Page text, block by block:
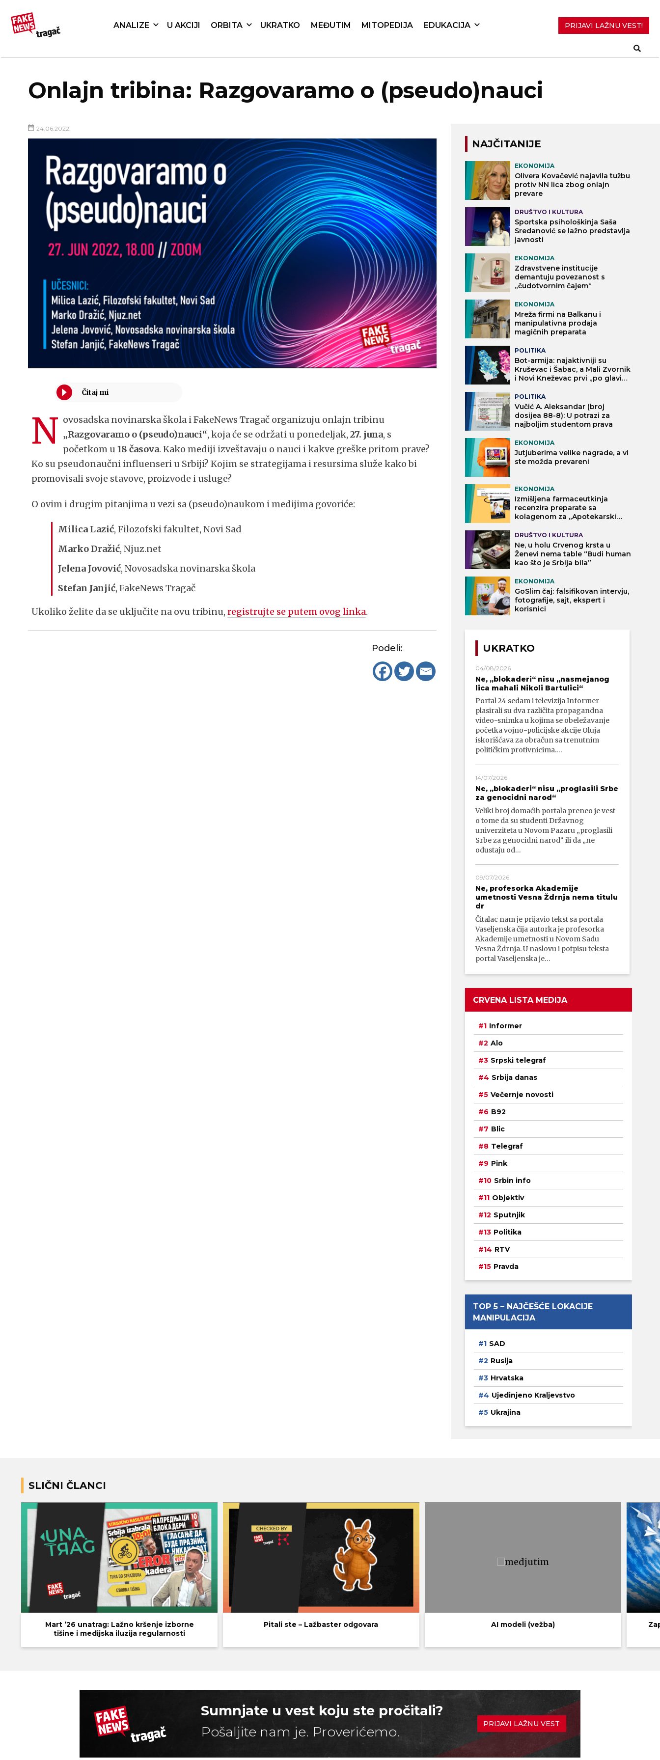
ANALIZE U AKCIJI ORBITA UKRATKO MEĐUTIM MITOPEDIJA EDUKACIJA PRIJAVI LAŽNU VEST!
Onlajn tribina: Razgovaramo o (pseudo)nauci
24.06.2022.
N ovosadska novinarska škola i FakeNews Tragač organizuju onlajn tribinu
„Razgovaramo o (pseudo)nauci“, koja će se održati u ponedeljak,27. juna, s
početkom u18 časova. Kako mediji izveštavaju o nauci i kakve greške pritom prave?
Ko su pseudonaučni influenseri u Srbiji? Kojim se strategijama i resursima služe kako bi
promovisali svoje stavove, proizvode i usluge?
O ovim i drugim pitanjima u vezi sa (pseudo)naukom i medijima govoriće:
Milica Lazić, Filozofski fakultet, Novi Sad
Marko Dražić, Njuz.net
Jelena Jovović, Novosadska novinarska škola
Stefan Janjić, FakeNews Tragač
Ukoliko želite da se uključite na ovu tribinu,registrujte se putem ovog linka.
Podeli:
NAJČITANIJE
EKONOMIJA
Olivera Kovačević najavila tužbu
protiv NN lica zbog onlajn
prevare
DRUŠTVO I KULTURA
Sportska psihološkinja Saša
Sredanović se lažno predstavlja
javnosti
EKONOMIJA
Zdravstvene institucije
demantuju povezanost s
„čudotvornim čajem“
EKONOMIJA
Mreža firmi na Balkanu i
manipulativna prodaja
magičnih preparata
POLITIKA
Bot-armija: najaktivniji su
Kruševac i Šabac, a Mali Zvornik
i Novi Kneževac prvi „po glavi
POLITIKA
Vučić A. Aleksandar (broj
dosijea 88-8): U potrazi za
najboljim studentom prava
EKONOMIJA
Jutjuberima velike nagrade, a vi
ste možda prevareni
EKONOMIJA
Izmišljena farmaceutkinja
recenzira preparate sa
kolagenom za „Apotekarski
DRUŠTVO I KULTURA
Ne, u holu Crvenog krsta u
Ženevi nema table “Budi human
kao što je Srbija bila”
EKONOMIJA
GoSlim čaj: falsifikovan intervju,
fotografije, sajt, ekspert i
korisnici
UKRATKO
04/08/2026
Ne, „blokaderi“ nisu „nasmejanog
lica mahali Nikoli Bartulici“
Portal 24 sedam i televizija Informer
plasirali su dva različita propagandna
video-snimka u kojima se obeležavanje
početka vojno-policijske akcije Oluja
iskorišćava za obračun sa trenutnim
političkim protivnicima.…
14/07/2026
Ne, „blokaderi“ nisu „proglasili Srbe
za genocidni narod“
Veliki broj domaćih portala preneo je vest
o tome da su studenti Državnog
univerziteta u Novom Pazaru „proglasili
Srbe za genocidni narod“ ili da „ne
odustaju od…
09/07/2026
Ne, profesorka Akademije
umetnosti Vesna Ždrnja nema titulu
dr
Čitalac nam je prijavio tekst sa portala
Vaseljenska čija autorka je profesorka
Akademije umetnosti u Novom Sadu
Vesna Ždrnja. U naslovu i potpisu teksta
portal Vaseljenska je…
CRVENA LISTA MEDIJA
Informer
Alo
Srpski telegraf
Srbija danas
Večernje novosti
B92
Blic
Telegraf
Pink
Srbin info
Objektiv
Sputnjik
Politika
RTV
Pravda
TOP 5 – NAJČEŠĆE LOKACIJE
MANIPULACIJA
SAD
Rusija
Hrvatska
Ujedinjeno Kraljevstvo
Ukrajina
SLIČNI ČLANCI
Mart ’26 unatrag: Lažno kršenje izborne
tišine i medijska iluzija regularnosti
Pitali ste – Lažbaster odgovara AI modeli (vežba)
Sumnjate u vest koju ste pročitali?
Pošaljite nam je. Proverićemo.
PRIJAVI LAŽNU VEST